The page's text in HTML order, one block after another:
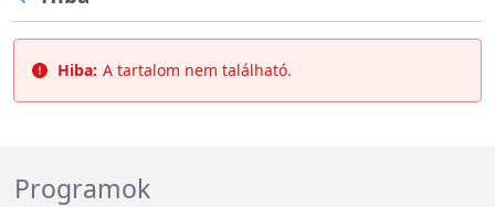
Hiba: A tartalom nem található.
Programok